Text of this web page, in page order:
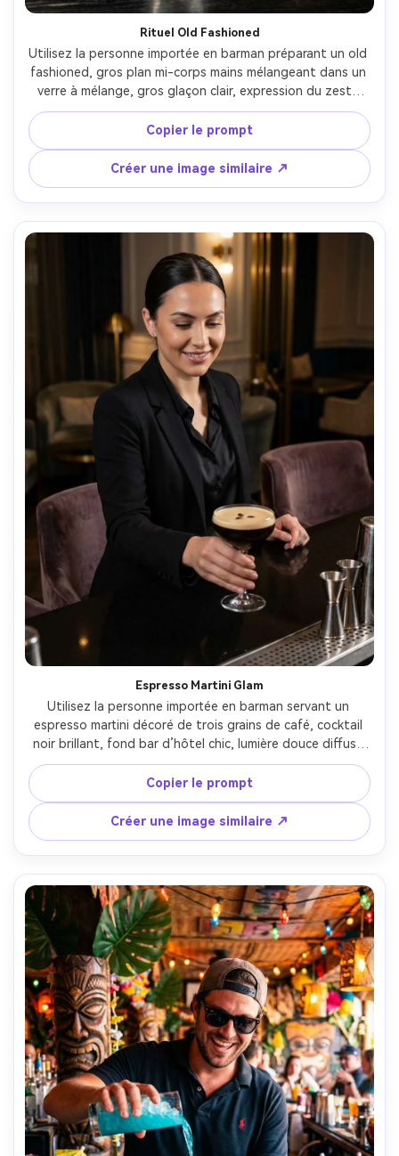
Rituel Old Fashioned
Utilisez la personne importée en barman préparant un old
fashioned, gros plan mi-corps mains mélangeant dans un
verre à mélange, gros glaçon clair, expression du zeste
d’orange, bar pierre sombre, lumière d’ambiance tamisée,
Fujifilm GFX100S 80mm, contraste riche, détail naturel de
la peau et du duvet, style éditorial cocktail haut de
gamme --ar 4:5
Copier le prompt
Créer une image similaire ↗
Espresso Martini Glam
Utilisez la personne importée en barman servant un
espresso martini décoré de trois grains de café, cocktail
noir brillant, fond bar d’hôtel chic, lumière douce diffuse
et light subtil, blazer noir stylé, coiffure soignée, Sony
A7R V 85mm f/1.8, atténuation naturelle des hautes
lumières, style lifestyle premium, photoréalisme --ar 4:5
Copier le prompt
Créer une image similaire ↗